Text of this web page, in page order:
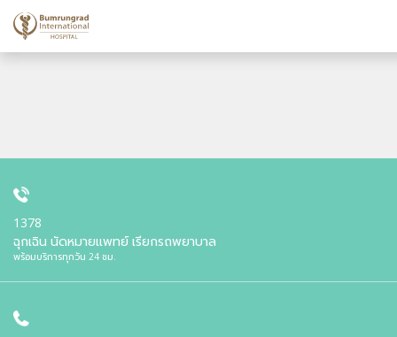
1378
ฉุกเฉิน นัดหมายแพทย์ เรียกรถพยาบาล
พร้อมบริการทุกวัน 24 ชม.